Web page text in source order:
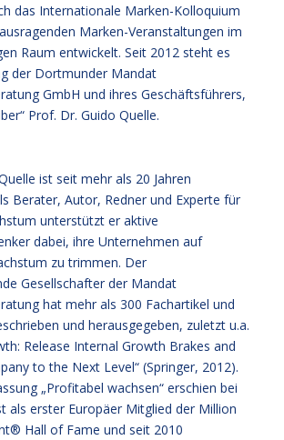
das Internationale Marken-Kolloquium
Marken-Veranstaltungen im
Raum entwickelt. Seit 2012 steht es
der Dortmunder Mandat
GmbH und ihres Geschäftsführers,
Prof. Dr. Guido Quelle.
ist seit mehr als 20 Jahren
Berater, Autor, Redner und Experte für
unterstützt er aktive
dabei, ihre Unternehmen auf
zu trimmen. Der
Gesellschafter der Mandat
hat mehr als 300 Fachartikel und
und herausgegeben, zuletzt u.a.
Release Internal Growth Brakes and
to the Next Level“ (Springer, 2012).
„Profitabel wachsen“ erschien bei
als erster Europäer Mitglied der Million
Hall of Fame und seit 2010